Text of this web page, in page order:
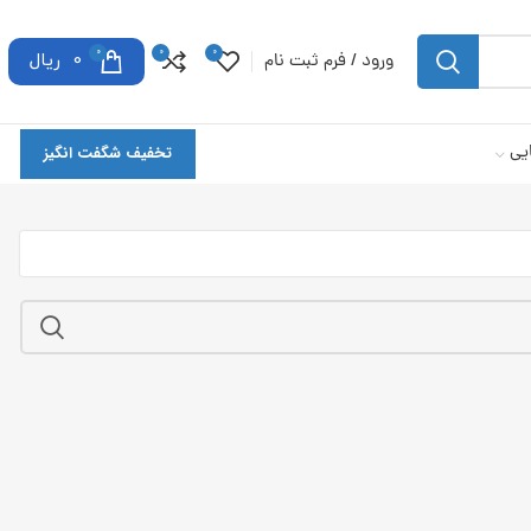
ورود / فرم ثبت نام 0
0
0
0 ریال
تخفیف شگفت انگیز